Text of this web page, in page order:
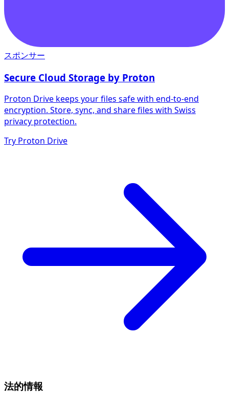
スポンサー
Secure Cloud Storage by Proton
Proton Drive keeps your files safe with end-to-end
encryption. Store, sync, and share files with Swiss
privacy protection.
Try Proton Drive
法的情報